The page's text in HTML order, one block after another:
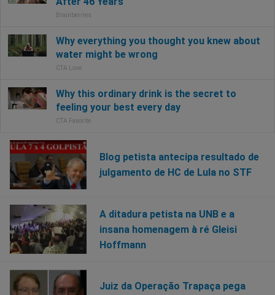
Blog petista antecipa resultado de
julgamento de HC de Lula no STF
A ditadura petista na UNB e a
insana homenagem à ré Gleisi
Hoffmann
Juiz da Operação Trapaça pega